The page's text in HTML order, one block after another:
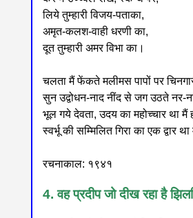
लिये तुम्हारी विजय-पताका,
अमृत-कलश-वाही धरणी का,
दूत तुम्हारी अमर विभा का।
चलता मैं फेंकते मलीमस पापों पर
सुन उद्वोधन-नाद नींद से जग उठते नर-
भूल गये देवता, उदय का महोच्चार था मैं
स्वर्भू की सम्मिलित गिरा का एक द्वार था
रचनाकाल: १९४१
4. वह प्रदीप जो दीख रहा है